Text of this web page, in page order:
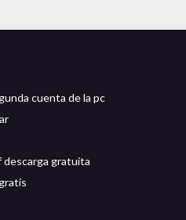
cuenta de la pc
gratuita